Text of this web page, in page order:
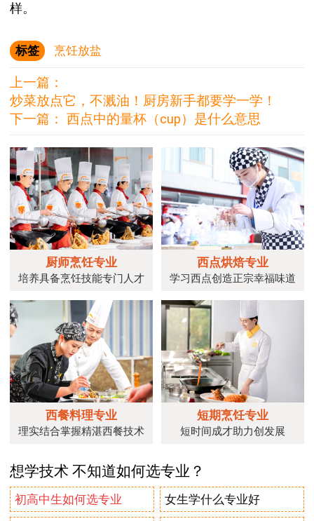
样。
标签 烹饪放盐
上一篇：
炒菜放点它，不溅油！厨房新手都要学一学！
下一篇： 西点中的量杯（cup）是什么意思
厨师烹饪专业
培养具备烹饪技能专门人才
西点烘焙专业
学习西点创造正宗幸福味道
西餐料理专业
理实结合掌握精湛西餐技术
短期烹饪专业
短时间成才助力创发展
想学技术 不知道如何选专业？
初高中生如何选专业 女生学什么专业好